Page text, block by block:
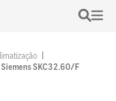
Siemens SKC32.60/F